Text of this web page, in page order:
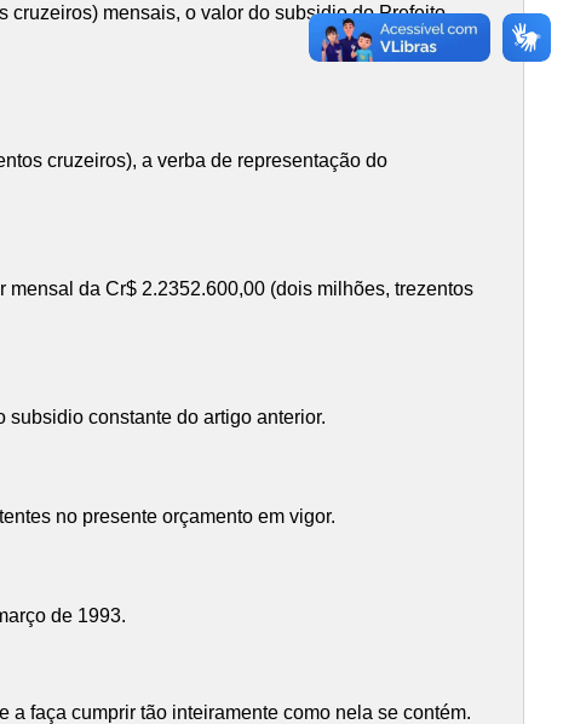
cruzeiros) mensais, o valor do subsidio do Prefeito,
cruzeiros), a verba de representação do
da Cr$ 2.2352.600,00 (dois milhões, trezentos
constante do artigo anterior.
no presente orçamento em vigor.
de 1993.
faça cumprir tão inteiramente como nela se contém.